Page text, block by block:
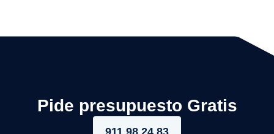
Pide presupuesto Gratis
911 98 24 83